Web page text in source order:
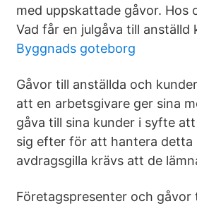
med uppskattade gåvor. Hos
Vad får en julgåva till anställd
Byggnads goteborg
Gåvor till anställda och
att en arbetsgivare ger sina
gåva till sina kunder i syfte
sig efter för att hantera detta
avdragsgilla krävs att de
Företagspresenter och gåvor